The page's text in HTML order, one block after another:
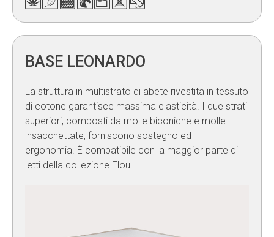
BASE LEONARDO
La struttura in multistrato di abete rivestita in tessuto
di cotone garantisce massima elasticità. I due strati
superiori, composti da molle biconiche e molle
insacchettate, forniscono sostegno ed
ergonomia. È compatibile con la maggior parte di
letti della collezione Flou.